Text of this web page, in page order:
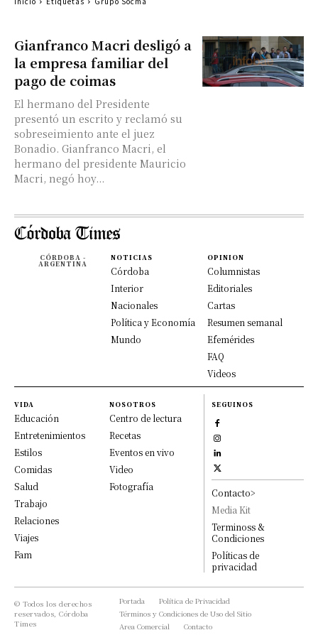
Gianfranco Macri desligó a
la empresa familiar del
pago de coimas
El hermano del Presidente
presentó un escrito y reclamó su
sobreseimiento ante el juez
Bonadio. Gianfranco Macri, el
hermano del presidente Mauricio
Macri, negó hoy...
CÓRDOBA -
ARGENTINA
NOTICIAS
Córdoba
Interior
Nacionales
Política y Economía
Mundo
OPINION
Columnistas
Editoriales
Cartas
Resumen semanal
Efemérides
FAQ
Videos
VIDA
Educación
Entretenimientos
Estilos
Comidas
Salud
Trabajo
Relaciones
Viajes
Fam
NOSOTROS
Centro de lectura
Recetas
Eventos en vivo
Video
Fotografía
SEGUINOS
Contacto>
Media Kit
Terminoss &
Condiciones
Políticas de
privacidad
© Todos los derechos
reservados, Córdoba
Times
Portada
Política de Privacidad
Términos y Condiciones de Uso del Sitio
Area Comercial
Contacto